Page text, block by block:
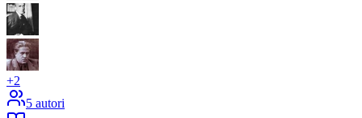
+2
5 autori